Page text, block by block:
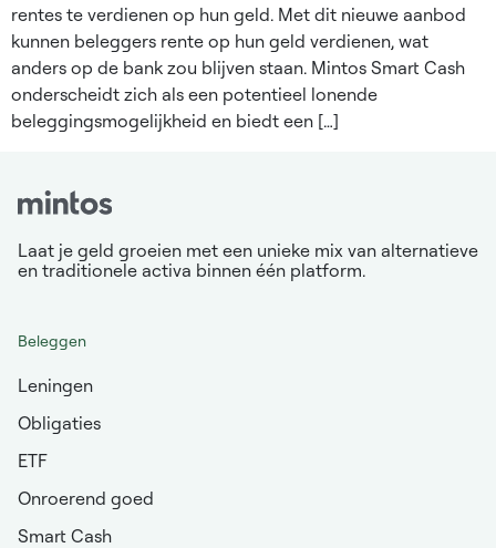
rentes te verdienen op hun geld. Met dit nieuwe aanbod
kunnen beleggers rente op hun geld verdienen, wat
anders op de bank zou blijven staan. Mintos Smart Cash
onderscheidt zich als een potentieel lonende
beleggingsmogelijkheid en biedt een […]
Laat je geld groeien met een unieke mix van alternatieve
en traditionele activa binnen één platform.
Beleggen
Leningen
Obligaties
ETF
Onroerend goed
Smart Cash